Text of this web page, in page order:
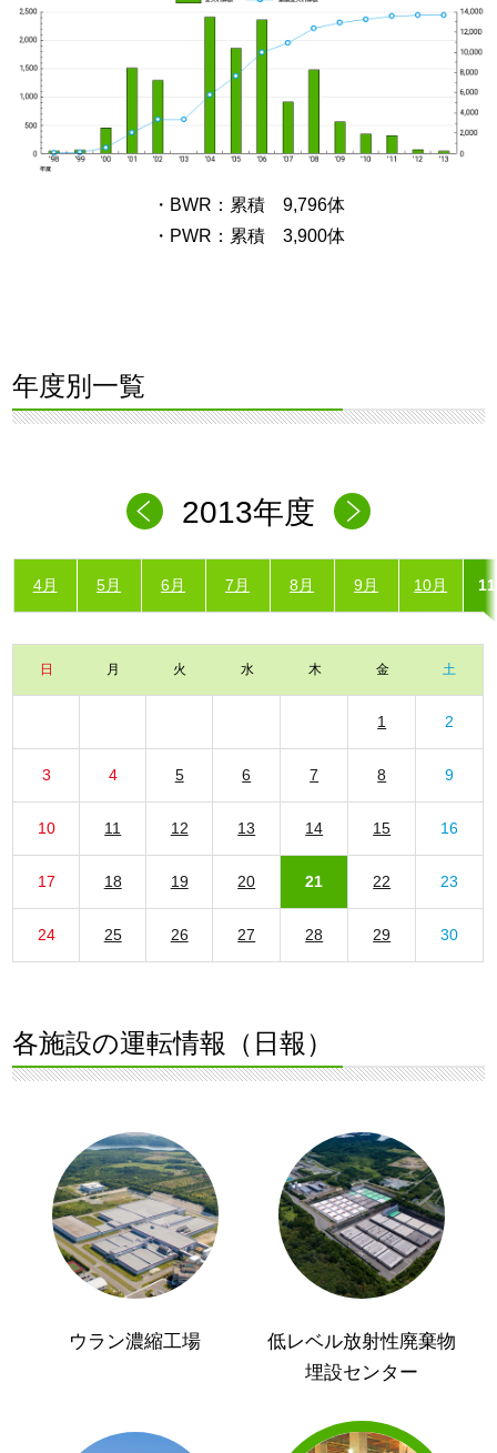
・BWR：累積 9,796体
・PWR：累積 3,900体
年度別一覧
2013年度
4月 5月 6月 7月 8月 9月 10月
日 月 火 水 木 金 土
1 2
3 4 5 6 7 8 9
10 11 12 13 14 15 16
17 18 19 20 21 22 23
24 25 26 27 28 29 30
各施設の運転情報（日報）
ウラン濃縮工場
低レベル放射性廃棄物
埋設センター